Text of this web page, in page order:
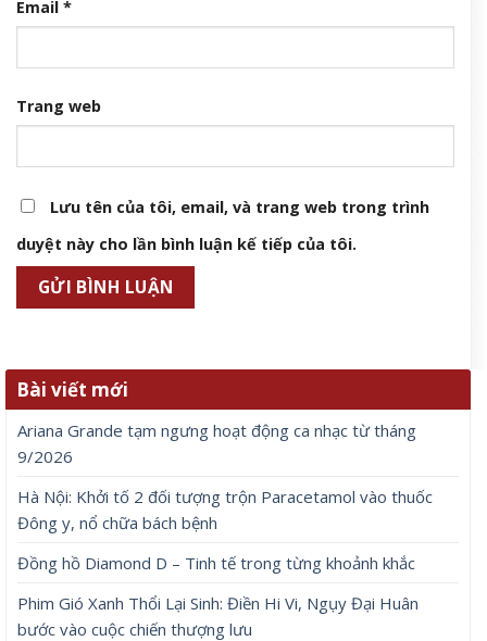
Email *
Trang web
Lưu tên của tôi, email, và trang web trong trình
duyệt này cho lần bình luận kế tiếp của tôi.
Bài viết mới
Ariana Grande tạm ngưng hoạt động ca nhạc từ tháng
9/2026
Hà Nội: Khởi tố 2 đối tượng trộn Paracetamol vào thuốc
Đông y, nổ chữa bách bệnh
Đồng hồ Diamond D – Tinh tế trong từng khoảnh khắc
Phim Gió Xanh Thổi Lại Sinh: Điền Hi Vi, Ngụy Đại Huân
bước vào cuộc chiến thượng lưu